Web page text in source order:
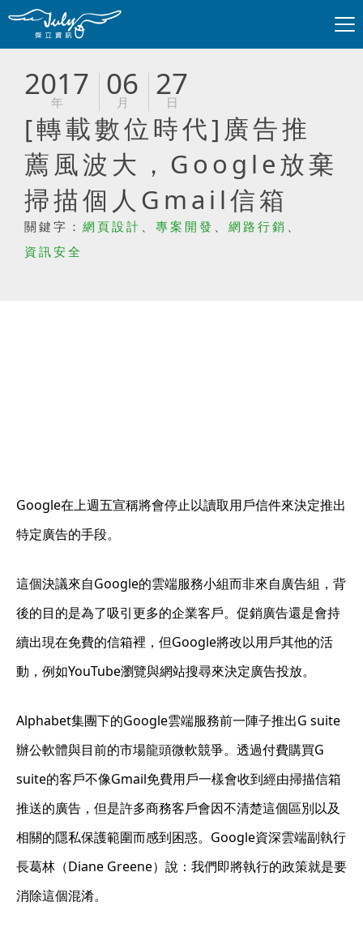
2017
年 06
月 27
日
[轉載數位時代]廣告推
薦風波大，Google放棄
掃描個人Gmail信箱
關鍵字： 網頁設計 、 專案開發 、 網路行銷 、
資訊安全
Google在上週五宣稱將會停止以讀取用戶信件來決定推出
特定廣告的手段。
這個決議來自Google的雲端服務小組而非來自廣告組，背
後的目的是為了吸引更多的企業客戶。促銷廣告還是會持
續出現在免費的信箱裡，但Google將改以用戶其他的活
動，例如YouTube瀏覽與網站搜尋來決定廣告投放。
Alphabet集團下的Google雲端服務前一陣子推出G suite
辦公軟體與目前的市場龍頭微軟競爭。透過付費購買G
suite的客戶不像Gmail免費用戶一樣會收到經由掃描信箱
推送的廣告，但是許多商務客戶會因不清楚這個區別以及
相關的隱私保護範圍而感到困惑。Google資深雲端副執行
長葛林（Diane Greene）說：我們即將執行的政策就是要
消除這個混淆。